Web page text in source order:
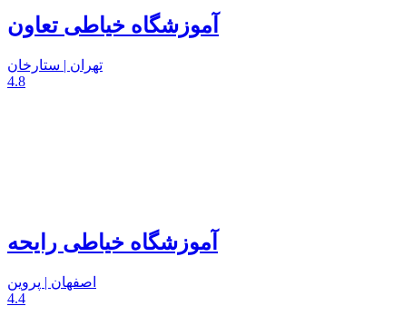
آموزشگاه خیاطی تعاون
تهران | ستارخان
4.8
آموزشگاه خیاطی رایحه
اصفهان | پروین
4.4